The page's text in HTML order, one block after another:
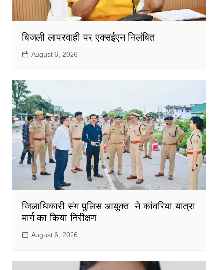
बिजली लापरवाही पर एक्सईएन निलंबित
August 6, 2026
जिलाधिकारी संग पुलिस आयुक्त ने कांवरिया यात्रा
मार्ग का किया निरीक्षण
August 6, 2026